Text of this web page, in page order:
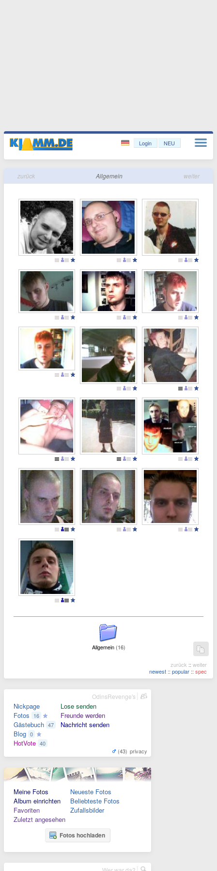
Login NEU
zurück weiter
Allgemein
Allgemein (16)
zurück :: weiter
newest :: popular :: spec
Nickpage
Fotos
16
Gästebuch 47
Blog 0
HotVote 40
Lose senden
Freunde werden
Nachricht senden
(43) privacy
OdinsRevenge's
Meine Fotos
Album einrichten
Favoriten
Zuletzt angesehen
Neueste Fotos
Beliebteste Fotos
Zufallsbilder
Fotos hochladen